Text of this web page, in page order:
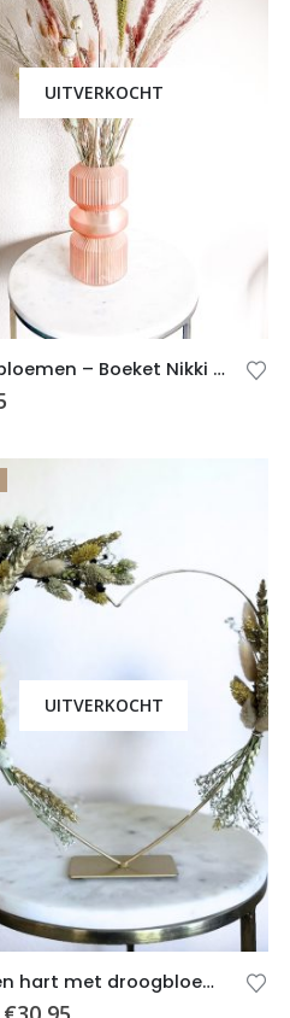
UITVERKOCHT
Droogbloemen – Boeket Nikki (incl. vaas)
UITVERKOCHT
Metalen hart met droogbloemen E – Wit – Beige – Groen- Cadeau – Cadeau bruiloft – Valentijnscadeau